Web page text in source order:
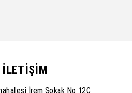
İLETİŞİM
İrem Sokak No 12C